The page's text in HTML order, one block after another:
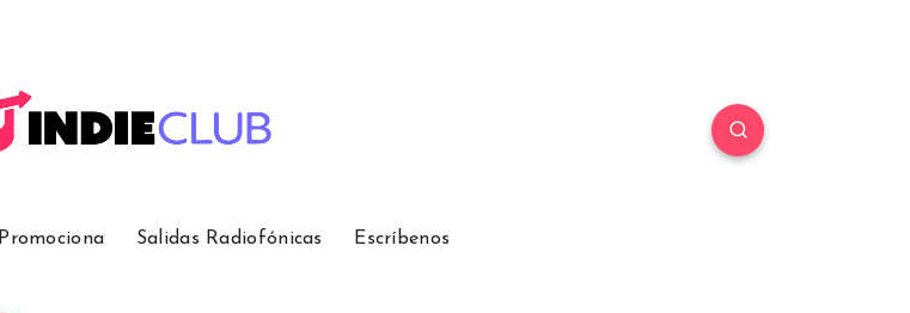
Promociona Salidas Radiofónicas Escríbenos